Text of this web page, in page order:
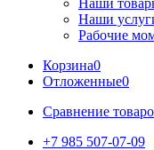
Наши
Рабочие
Корзина0
Отложенные0
Сравнение
+7 985 507-07-09